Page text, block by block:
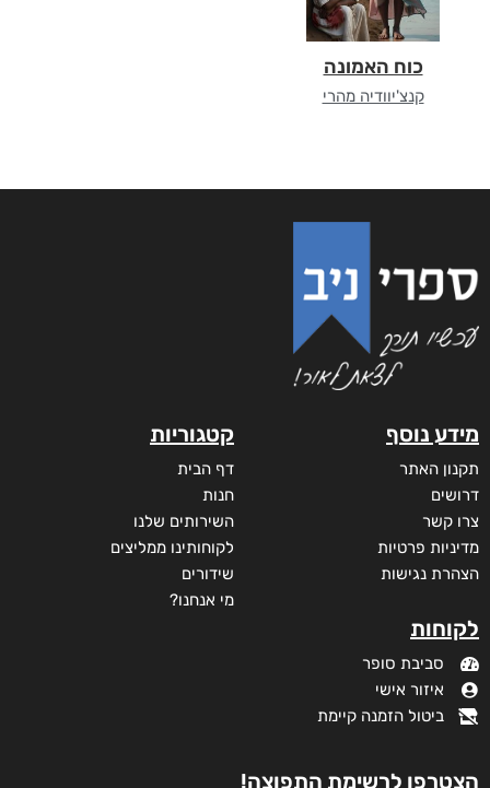
כוח האמונה
קנצ'יוודיה מהרי
מידע נוסף
תקנון האתר
דרושים
צרו קשר
מדיניות פרטיות
הצהרת נגישות
לקוחות
סביבת סופר
איזור אישי
ביטול הזמנה קיימת
קטגוריות
דף הבית
חנות
השירותים שלנו
לקוחותינו ממליצים
שידורים
מי אנחנו?
הצטרפו לרשימת התפוצה!